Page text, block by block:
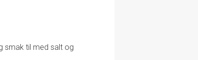
smak til med salt og